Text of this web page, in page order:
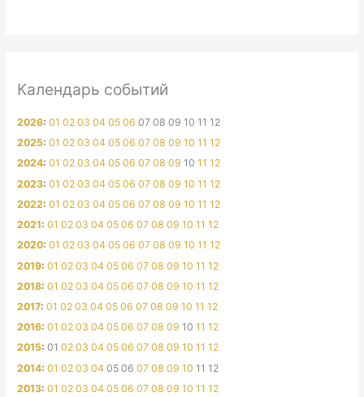
Календарь событий
2026:01 02 03 04 05 06 07 08 09 10 11 12
2025:01 02 03 04 05 06 07 08 09 10 11 12
2024:01 02 03 04 05 06 07 08 09 10 11 12
2023:01 02 03 04 05 06 07 08 09 10 11 12
2022:01 02 03 04 05 06 07 08 09 10 11 12
2021:01 02 03 04 05 06 07 08 09 10 11 12
2020:01 02 03 04 05 06 07 08 09 10 11 12
2019:01 02 03 04 05 06 07 08 09 10 11 12
2018:01 02 03 04 05 06 07 08 09 10 11 12
2017:01 02 03 04 05 06 07 08 09 10 11 12
2016:01 02 03 04 05 06 07 08 09 10 11 12
2015:01 02 03 04 05 06 07 08 09 10 11 12
2014:01 02 03 04 05 06 07 08 09 10 11 12
2013:01 02 03 04 05 06 07 08 09 10 11 12